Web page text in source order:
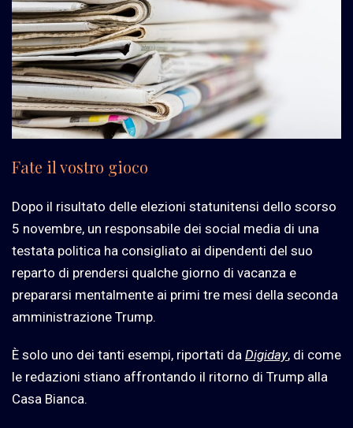
Fate il vostro gioco
Dopo il risultato delle elezioni statunitensi dello scorso
5 novembre, un responsabile dei social media di una
testata politica ha consigliato ai dipendenti del suo
reparto di prendersi qualche giorno di vacanza e
prepararsi mentalmente ai primi tre mesi della seconda
amministrazione Trump.
È solo uno dei tanti esempi, riportati da Digiday, di come
le redazioni stiano affrontando il ritorno di Trump alla
Casa Bianca.